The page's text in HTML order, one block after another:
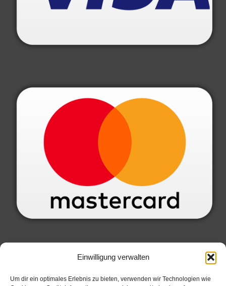
Einwilligung verwalten
Um dir ein optimales Erlebnis zu bieten, verwenden wir Technologien wie
SERVICE INFORMATIONEN
Datenschutzbelehrung